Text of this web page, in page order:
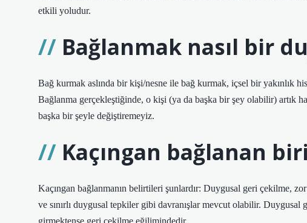
etkili yoludur.
Bağlanmak nasıl bir
Bağ kurmak aslında bir kişi/nesne ile bağ kurmak, içsel bir yakınlık
Bağlanma gerçekleştiğinde, o kişi (ya da başka bir şey olabilir) artık
başka bir şeyle değiştiremeyiz.
Kaçıngan bağlanan
Kaçıngan bağlanmanın belirtileri şunlardır: Duygusal geri çekilme, zor
ve sınırlı duygusal tepkiler gibi davranışlar mevcut olabilir.
girmektense geri çekilme eğilimindedir.